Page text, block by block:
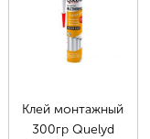
Клей монтажный
300гр Quelyd